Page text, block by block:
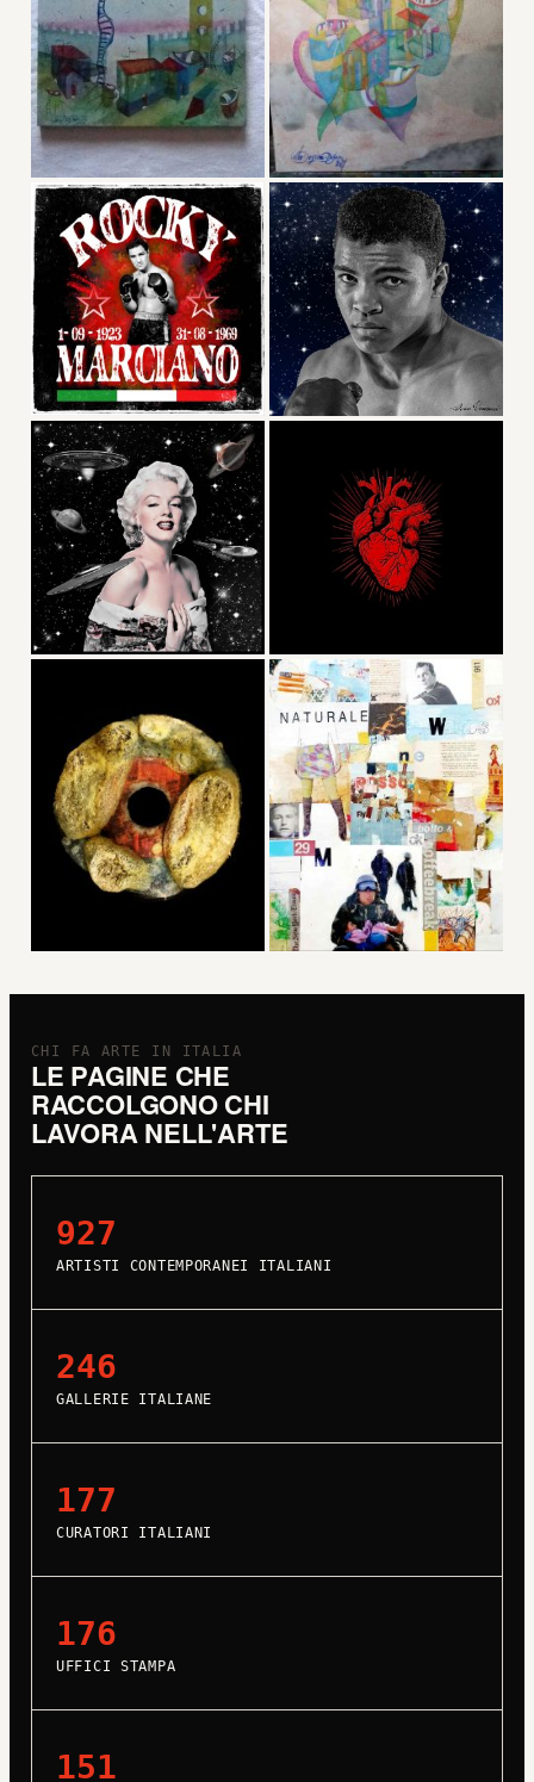
CHI FA ARTE IN ITALIA
LE PAGINE CHE
RACCOLGONO CHI
LAVORA NELL'ARTE
927
ARTISTI CONTEMPORANEI ITALIANI
246
GALLERIE ITALIANE
177
CURATORI ITALIANI
176
UFFICI STAMPA
151